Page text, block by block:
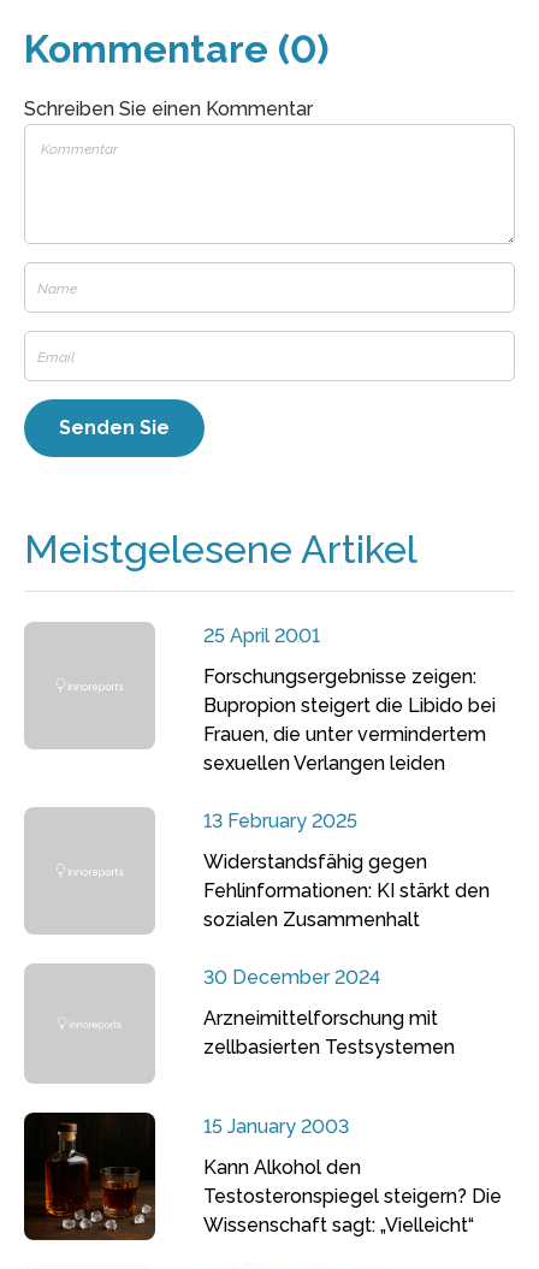
Kommentare (0)
Schreiben Sie einen Kommentar
Meistgelesene Artikel
25 April 2001
Forschungsergebnisse zeigen:
Bupropion steigert die Libido bei
Frauen, die unter vermindertem
sexuellen Verlangen leiden
13 February 2025
Widerstandsfähig gegen
Fehlinformationen: KI stärkt den
sozialen Zusammenhalt
30 December 2024
Arzneimittelforschung mit
zellbasierten Testsystemen
15 January 2003
Kann Alkohol den
Testosteronspiegel steigern? Die
Wissenschaft sagt: „Vielleicht“